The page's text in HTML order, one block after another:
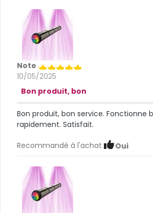
Note
10/05/2025
Bon produit, bon
Bon produit, bon service. Fonctionne
rapidement. Satisfait.
Recommandé à l'achat Oui